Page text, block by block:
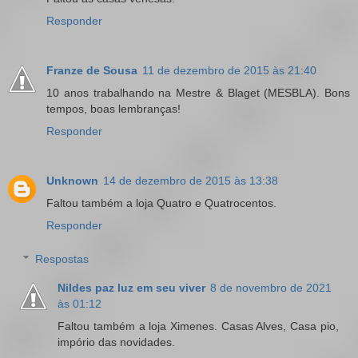
Responder
Franze de Sousa 11 de dezembro de 2015 às 21:40
10 anos trabalhando na Mestre & Blaget (MESBLA). Bons
tempos, boas lembranças!
Responder
Unknown 14 de dezembro de 2015 às 13:38
Faltou também a loja Quatro e Quatrocentos.
Responder
Respostas
Nildes paz luz em seu viver 8 de novembro de 2021
às 01:12
Faltou também a loja Ximenes. Casas Alves, Casa pio,
impório das novidades.